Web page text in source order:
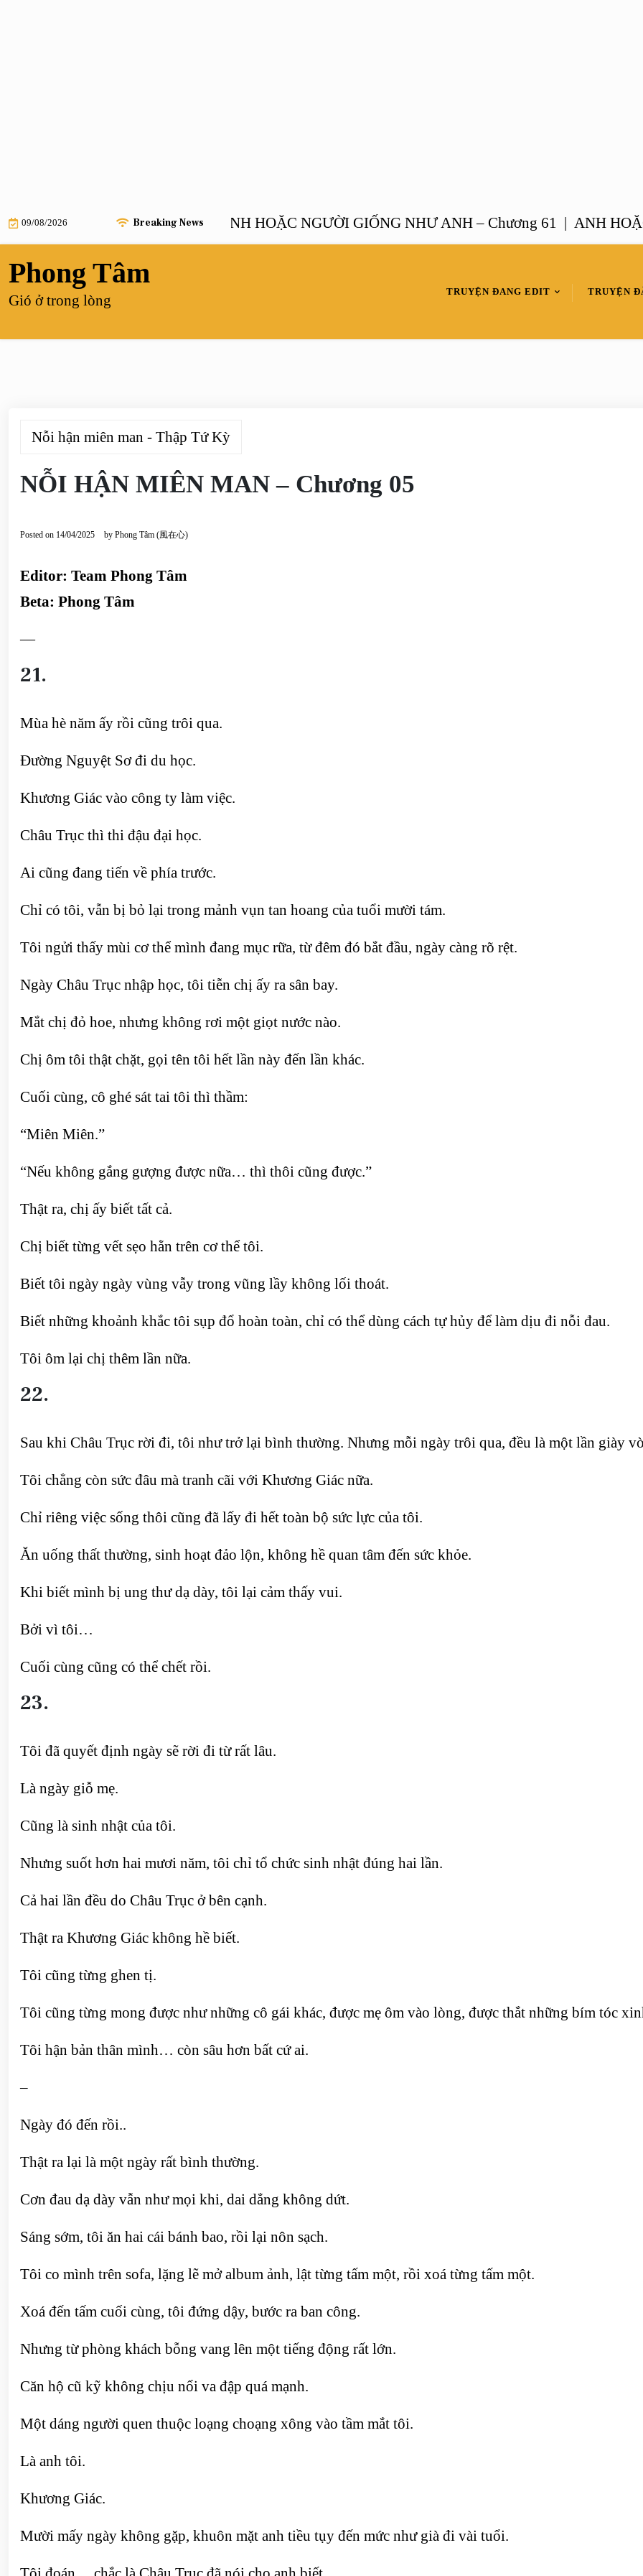
Skip
content
09/08/2026 Breaking NewsANH HOẶC NGƯỜI GIỐNG NHƯ ANH – Chương 61 |ANH HOẶC
Phong Tâm
Gió ở trong lòng
TRUYỆN ĐANG EDIT TRUYỆN
Nỗi hận miên man - Thập Tứ Kỳ
NỖI HẬN MIÊN MAN – Chương 05
Posted on 14/04/2025 by Phong Tâm (風在心)
Editor: Team Phong Tâm
Beta: Phong Tâm
—
21.
Mùa hè năm ấy rồi cũng trôi qua.
Đường Nguyệt Sơ đi du học.
Khương Giác vào công ty làm việc.
Châu Trục thì thi đậu đại học.
Ai cũng đang tiến về phía trước.
Chỉ có tôi, vẫn bị bỏ lại trong mảnh vụn tan hoang của tuổi mười tám.
Tôi ngửi thấy mùi cơ thể mình đang mục rữa, từ đêm đó bắt đầu, ngày càng rõ rệt.
Ngày Châu Trục nhập học, tôi tiễn chị ấy ra sân bay.
Mắt chị đỏ hoe, nhưng không rơi một giọt nước nào.
Chị ôm tôi thật chặt, gọi tên tôi hết lần này đến lần khác.
Cuối cùng, cô ghé sát tai tôi thì thầm:
“Miên Miên.”
“Nếu không gắng gượng được nữa… thì thôi cũng được.”
Thật ra, chị ấy biết tất cả.
Chị biết từng vết sẹo hằn trên cơ thể tôi.
Biết tôi ngày ngày vùng vẫy trong vũng lầy không lối thoát.
Biết những khoảnh khắc tôi sụp đổ hoàn toàn, chỉ có thể dùng cách tự hủy để làm dịu đi nỗi đau.
Tôi ôm lại chị thêm lần nữa.
22.
Sau khi Châu Trục rời đi, tôi như trở lại bình thường. Nhưng mỗi ngày trôi qua, đều là một lần giày
Tôi chẳng còn sức đâu mà tranh cãi với Khương Giác nữa.
Chỉ riêng việc sống thôi cũng đã lấy đi hết toàn bộ sức lực của tôi.
Ăn uống thất thường, sinh hoạt đảo lộn, không hề quan tâm đến sức khỏe.
Khi biết mình bị ung thư dạ dày, tôi lại cảm thấy vui.
Bởi vì tôi…
Cuối cùng cũng có thể chết rồi.
23.
Tôi đã quyết định ngày sẽ rời đi từ rất lâu.
Là ngày giỗ mẹ.
Cũng là sinh nhật của tôi.
Nhưng suốt hơn hai mươi năm, tôi chỉ tổ chức sinh nhật đúng hai lần.
Cả hai lần đều do Châu Trục ở bên cạnh.
Thật ra Khương Giác không hề biết.
Tôi cũng từng ghen tị.
Tôi cũng từng mong được như những cô gái khác, được mẹ ôm vào lòng, được thắt những bím tóc
Tôi hận bản thân mình… còn sâu hơn bất cứ ai.
–
Ngày đó đến rồi..
Thật ra lại là một ngày rất bình thường.
Cơn đau dạ dày vẫn như mọi khi, dai dẳng không dứt.
Sáng sớm, tôi ăn hai cái bánh bao, rồi lại nôn sạch.
Tôi co mình trên sofa, lặng lẽ mở album ảnh, lật từng tấm một, rồi xoá từng tấm một.
Xoá đến tấm cuối cùng, tôi đứng dậy, bước ra ban công.
Nhưng từ phòng khách bỗng vang lên một tiếng động rất lớn.
Căn hộ cũ kỹ không chịu nổi va đập quá mạnh.
Một dáng người quen thuộc loạng choạng xông vào tầm mắt tôi.
Là anh tôi.
Khương Giác.
Mười mấy ngày không gặp, khuôn mặt anh tiều tụy đến mức như già đi vài tuổi.